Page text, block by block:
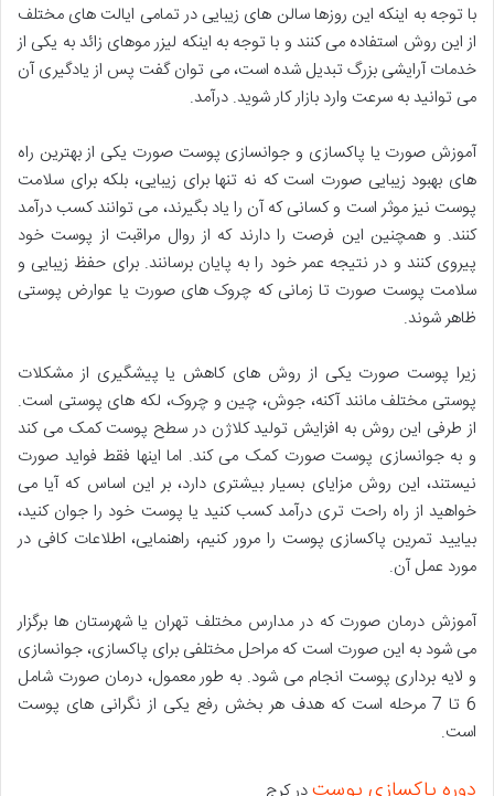
با توجه به اینکه این روزها سالن های زیبایی در تمامی ایالت های مختلف
از این روش استفاده می کنند و با توجه به اینکه لیزر موهای زائد به یکی از
خدمات آرایشی بزرگ تبدیل شده است، می توان گفت پس از یادگیری آن
می توانید به سرعت وارد بازار کار شوید. درآمد.
آموزش صورت یا پاکسازی و جوانسازی پوست صورت یکی از بهترین راه
های بهبود زیبایی صورت است که نه تنها برای زیبایی، بلکه برای سلامت
پوست نیز موثر است و کسانی که آن را یاد بگیرند، می توانند کسب درآمد
کنند. و همچنین این فرصت را دارند که از روال مراقبت از پوست خود
پیروی کنند و در نتیجه عمر خود را به پایان برسانند. برای حفظ زیبایی و
سلامت پوست صورت تا زمانی که چروک های صورت یا عوارض پوستی
ظاهر شوند.
زیرا پوست صورت یکی از روش های کاهش یا پیشگیری از مشکلات
پوستی مختلف مانند آکنه، جوش، چین و چروک، لکه های پوستی است.
از طرفی این روش به افزایش تولید کلاژن در سطح پوست کمک می کند
و به جوانسازی پوست صورت کمک می کند. اما اینها فقط فواید صورت
نیستند، این روش مزایای بسیار بیشتری دارد، بر این اساس که آیا می
خواهید از راه راحت تری درآمد کسب کنید یا پوست خود را جوان کنید،
بیایید تمرین پاکسازی پوست را مرور کنیم، راهنمایی، اطلاعات کافی در
مورد عمل آن.
آموزش درمان صورت که در مدارس مختلف تهران یا شهرستان ها برگزار
می شود به این صورت است که مراحل مختلفی برای پاکسازی، جوانسازی
و لایه برداری پوست انجام می شود. به طور معمول، درمان صورت شامل
6 تا 7 مرحله است که هدف هر بخش رفع یکی از نگرانی های پوست
است.